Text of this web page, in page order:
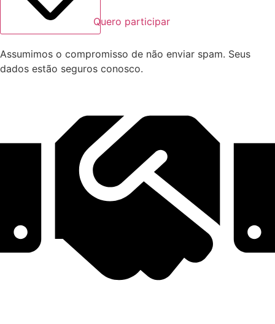
Quero participar
Assumimos o compromisso de não enviar spam. Seus
dados estão seguros conosco.